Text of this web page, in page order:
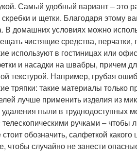
Самый удобный вариант – это
и щетки. Благодаря этому
В домашних условиях можно
чистящие средства, перчатки,
используют в гостиницах или
и насадки на швабры, причем
текстурой. Например, грубая
тряпки: такие материалы только
лучше применить изделия из
пыли в труднодоступных
ручками –
обозначить, салфеткой какого
чтобы случайно не занести